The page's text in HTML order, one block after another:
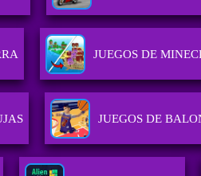
JUEGOS DE
JUEGOS DE